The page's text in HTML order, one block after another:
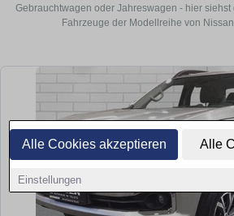
Alle Cookies akzeptieren Alle
Einstellungen
Gebrauchtwagen oder Jahreswagen - hier
Fahrzeuge der Modellreihe von